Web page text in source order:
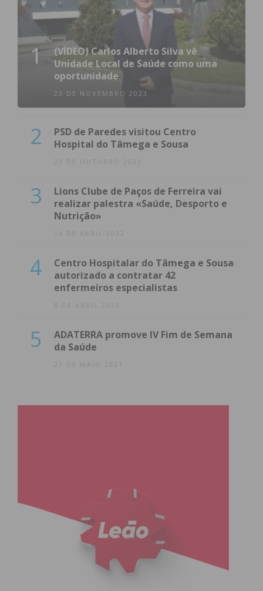
1
(VÍDEO) Carlos Alberto Silva vê
Unidade Local de Saúde como uma
oportunidade
23 DE NOVEMBRO 2023
2
PSD de Paredes visitou Centro
Hospital do Tâmega e Sousa
23 DE OUTUBRO 2023
3
Lions Clube de Paços de Ferreira vai
realizar palestra «Saúde, Desporto e
Nutrição»
14 DE ABRIL 2022
4
Centro Hospitalar do Tâmega e Sousa
autorizado a contratar 42
enfermeiros especialistas
8 DE ABRIL 2022
5
ADATERRA promove IV Fim de Semana
da Saúde
21 DE MAIO 2021